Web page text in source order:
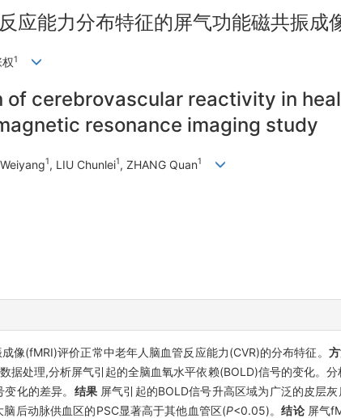
应能力分布特征的屏气功能磁共振成
1
cerebrovascular reactivity in
resonance imaging study
1, LIU Chunlei1, ZHANG Quan1
像(fMRI)评价正常中老年人脑血管反应能力(CVR)的分布特征。
据处理,分析屏气引起的全脑血氧水平依赖(BOLD)信号的变化。
化的差异。 结果屏气引起的BOLD信号升高区域为广泛的皮层
后动脉供血区的PSC显著高于其他血管区(P<0.05)。结论屏气